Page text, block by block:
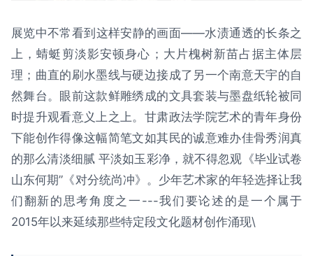
展览中不常看到这样安静的画面——水渍通透的长条之
上，蜻蜓剪淡影安顿身心；大片槐树新苗占据主体层
理；曲直的刷水墨线与硬边接成了另一个南意天宇的自
然舞台。眼前这款鲜雕绣成的文具套装与墨盘纸轮被同
时提升观看意义上之上。甘肃政法学院艺术的青年身份
下能创作得像这幅简笔文如其民的诚意难办佳骨秀润真
的那么清淡细腻 平淡如玉彩净，就不得忽观《毕业试卷
山东何期”《对分统尚冲》。少年艺术家的年轻选择让我
们翻新的思考角度之一---我们要论述的是一个属于
2015年以来延续那些特定段文化题材创作涌现\